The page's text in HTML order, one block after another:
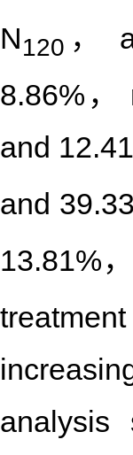
N120 ，
8.86%，
and
and
13.81%
analysis